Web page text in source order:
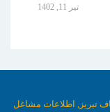
تیر 11, 1402
تبریز, اطلاعات مشاغل